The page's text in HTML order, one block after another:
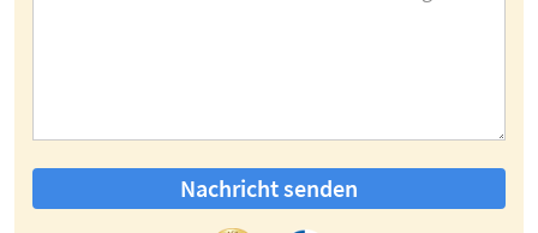
Nachricht senden